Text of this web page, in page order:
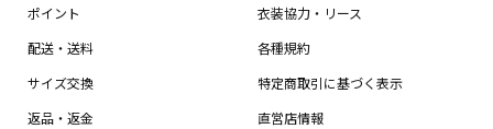
ポイント
配送・送料
サイズ交換
返品・返金
衣装協力・リース
各種規約
特定商取引に基づく表示
直営店情報